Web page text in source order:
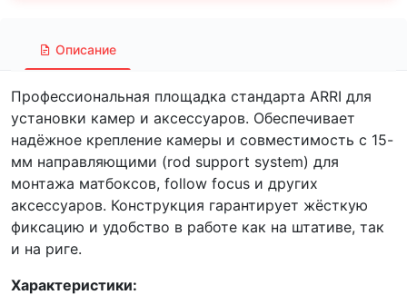
Описание
Профессиональная площадка стандарта ARRI для
установки камер и аксессуаров. Обеспечивает
надёжное крепление камеры и совместимость с 15-
мм направляющими (rod support system) для
монтажа матбоксов, follow focus и других
аксессуаров. Конструкция гарантирует жёсткую
фиксацию и удобство в работе как на штативе, так
и на риге.
Характеристики: